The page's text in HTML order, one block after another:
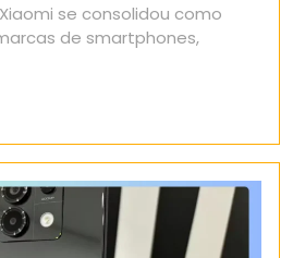
2025
se consolidou como
de smartphones,